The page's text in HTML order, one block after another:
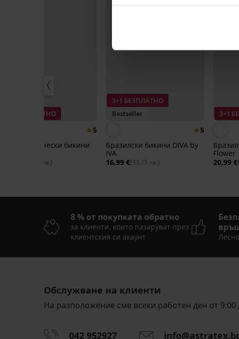
3+1 БЕЗПЛАТНО
5
класически бикини
(35,19 лв.)
3+1 БЕЗПЛАТНО
Bestseller
5
Бразилски бикини DIVA by
IVA
16,99 €(33,23 лв.)
3+1
Flower
20,99 €
8 % от покупката обратно
за клиенти, които пазаруват през
клиентския си акаунт
Обслужване на клиенти
На разположение сме всеки работен ден от 9:00
042 952927